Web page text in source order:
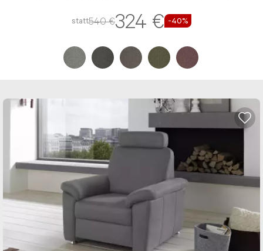
statt540 €324 € -40%